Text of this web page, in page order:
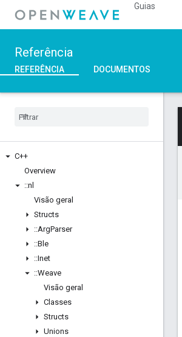
Guias
Referência
REFERÊNCIA DOCUMENTOS
C++
Overview
::nl
Visão geral
Structs
::ArgParser
::Ble
::Inet
::Weave
Visão geral
Classes
Structs
Unions